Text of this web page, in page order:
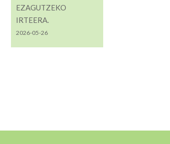
EZAGUTZEKO
IRTEERA.
2026-05-26